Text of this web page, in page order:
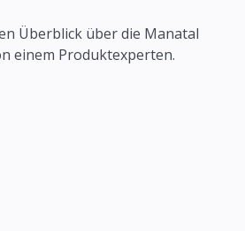
Überblick über die Manatal
einem Produktexperten.